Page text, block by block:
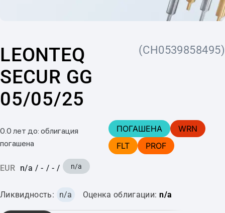
LEONTEQ
SECUR GG
05/05/25
(CH0539858495)
0.0 лет до: облигация
погашена
ПОГАШЕНА
WRN
FLT
PROF
EUR n/a / - / - / n/a
Ликвидность: n/a Оценка облигации: n/a